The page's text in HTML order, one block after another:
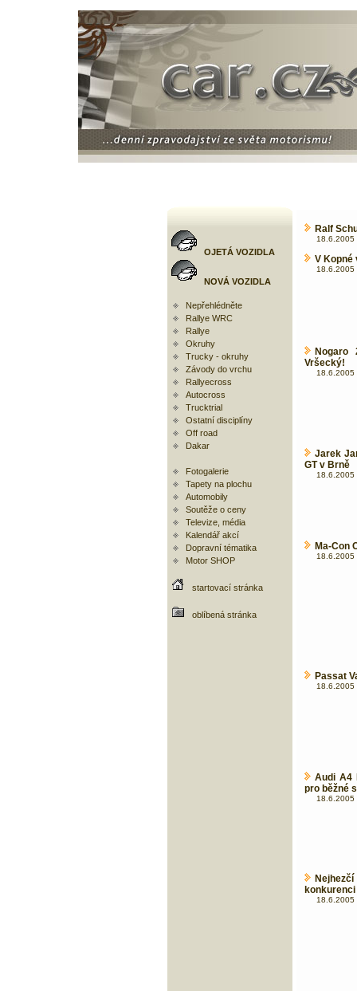
OJETÁ VOZIDLA
NOVÁ VOZIDLA
Nepřehlédněte
Rallye WRC
Rallye
Okruhy
Trucky - okruhy
Závody do vrchu
Rallyecross
Autocross
Trucktrial
Ostatní disciplíny
Off road
Dakar
Fotogalerie
Tapety na plochu
Automobily
Soutěže o ceny
Televize, média
Kalendář akcí
Dopravní tématika
Motor SHOP
startovací stránka
oblíbená stránka
Ralf
18.6.2005
V Kopné
18.6.2005
Vršecký!
18.6.2005
Jarek
GT v Brně
18.6.2005
Ma-Con
18.6.2005
Passat
18.6.2005
Audi A4
pro běžné
18.6.2005
18.6.2005